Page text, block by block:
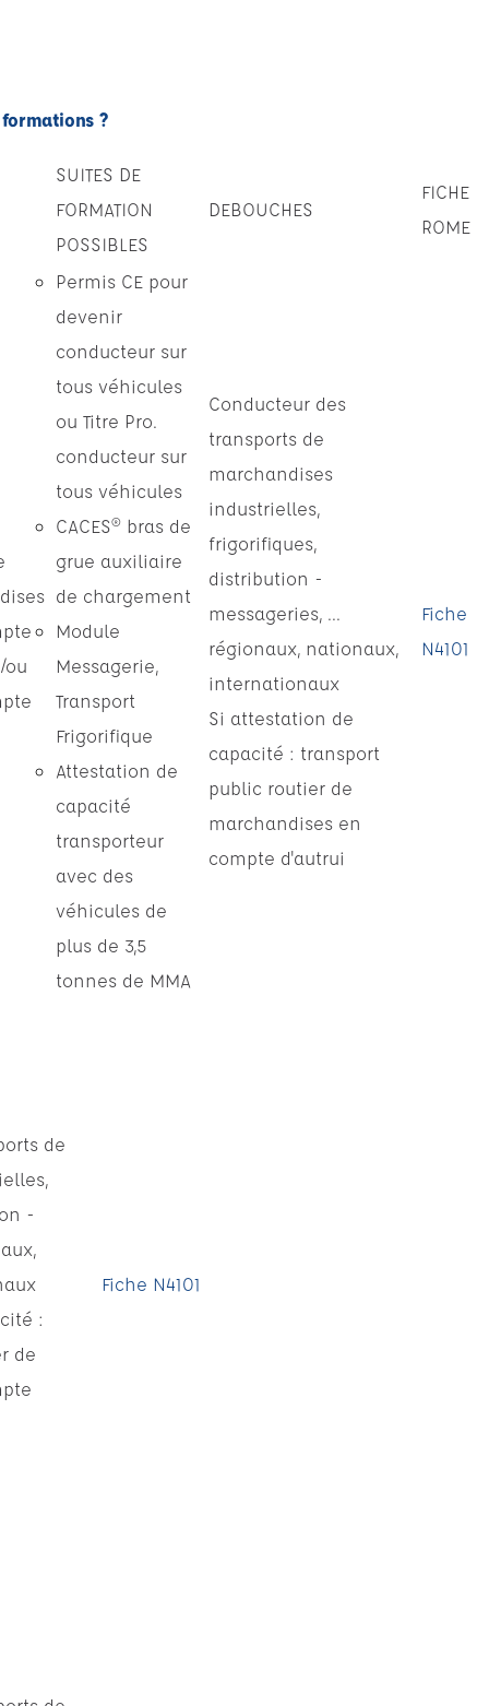
?
SUITES DE
FORMATION
POSSIBLES
DEBOUCHES
FICHE
ROME
ou
Permis CE pour
devenir
conducteur sur
tous véhicules
ou Titre Pro.
conducteur sur
tous véhicules
CACES® bras de
grue auxiliaire
de chargement
Module
Messagerie,
Transport
Frigorifique
Attestation de
capacité
transporteur
avec des
véhicules de
plus de 3,5
tonnes de MMA
Conducteur des
transports de
marchandises
industrielles,
frigorifiques,
distribution -
messageries, ...
régionaux, nationaux,
internationaux
Si attestation de
capacité : transport
public routier de
marchandises en
compte d'autrui
Fiche
N4101
de
-
:
de
Fiche N4101